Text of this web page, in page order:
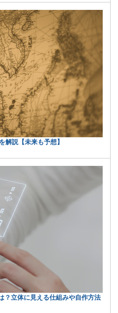
解説【未来も予想】
？立体に見える仕組みや自作方法